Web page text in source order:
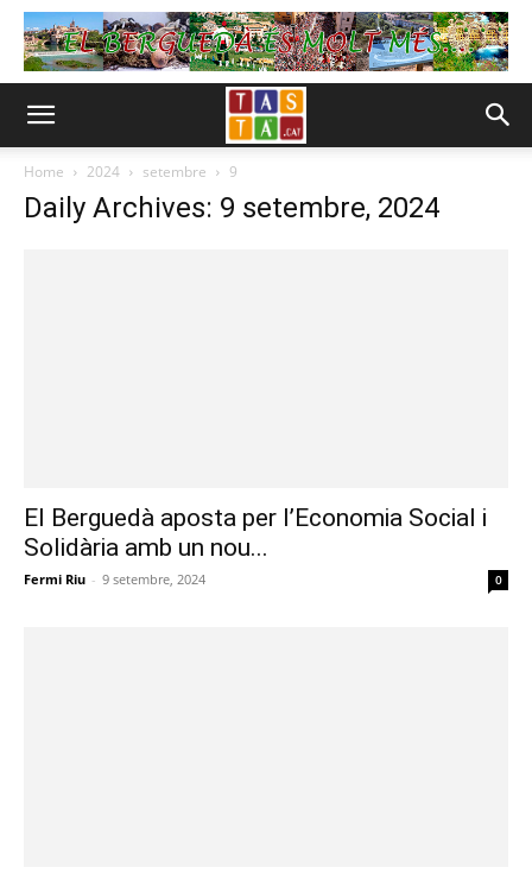
Home 2024 setembre 9
Daily Archives: 9 setembre, 2024
El Berguedà aposta per l’Economia Social i
Solidària amb un nou...
Fermi Riu - 9 setembre, 2024 0